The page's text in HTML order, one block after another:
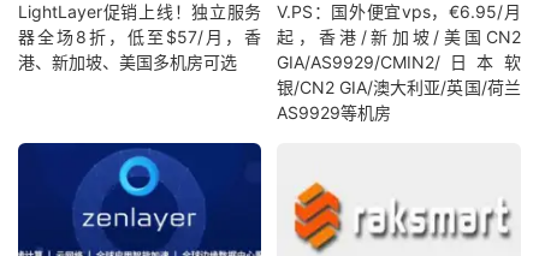
LightLayer促销上线！独立服务
器全场8折，低至$57/月，香
港、新加坡、美国多机房可选
V.PS：国外便宜vps，€6.95/月
起，香港/新加坡/美国CN2
GIA/AS9929/CMIN2/日本软
银/CN2 GIA/澳大利亚/英国/荷兰
AS9929等机房